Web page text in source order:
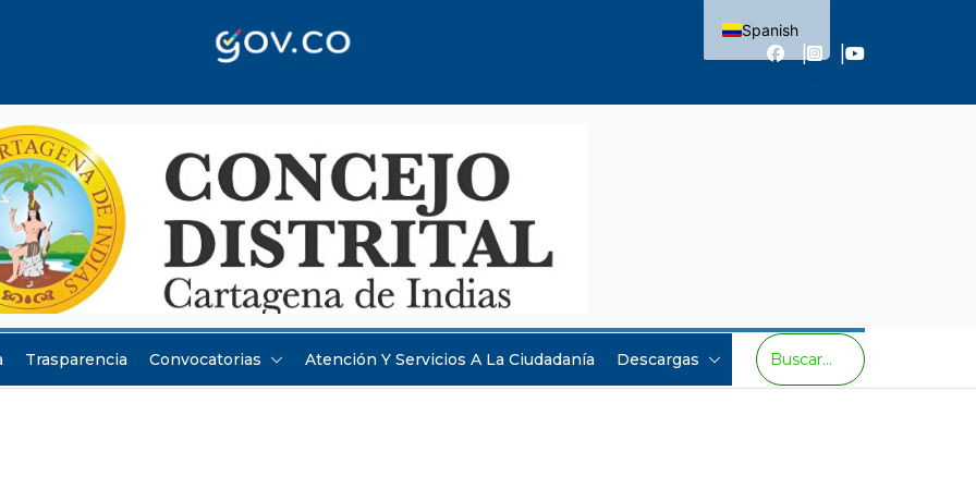
Trasparencia Convocatorias Atención Y Servicios A La Ciudadanía Descargas
Spanish
English